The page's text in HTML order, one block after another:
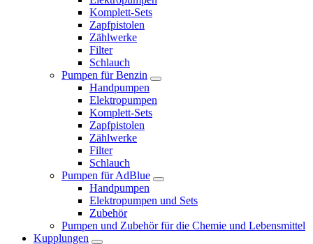
Komplett-Sets
Zapfpistolen
Zählwerke
Filter
Schlauch
Pumpen für Benzin
Handpumpen
Elektropumpen
Komplett-Sets
Zapfpistolen
Zählwerke
Filter
Schlauch
Pumpen für AdBlue
Handpumpen
Elektropumpen und Sets
Zubehör
Pumpen und Zubehör für die Chemie und Lebensmittel
Kupplungen